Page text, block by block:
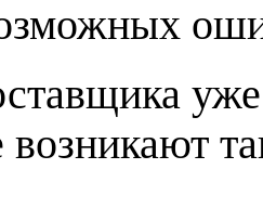
возникают